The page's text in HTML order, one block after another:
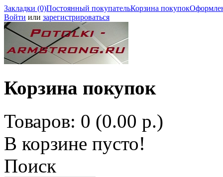
Закладки (0)Постоянный покупательКорзина покупок
Войти или зарегистрироваться
Корзина покупок
Товаров: 0 (0.00 р.)
В корзине пусто!
Поиск